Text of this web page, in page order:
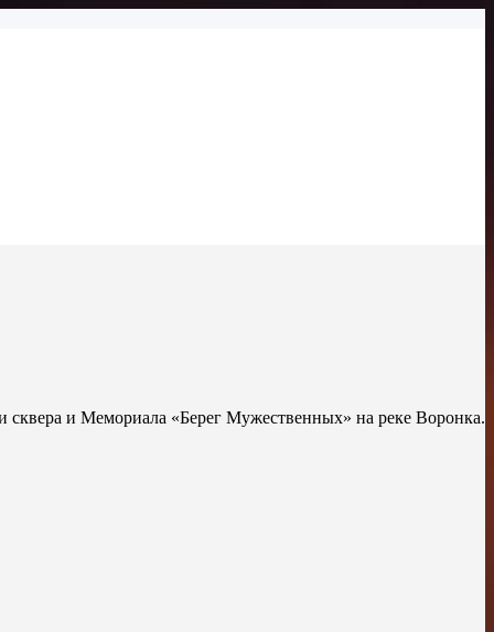
и Мемориала «Берег Мужественных» на реке Воронка.